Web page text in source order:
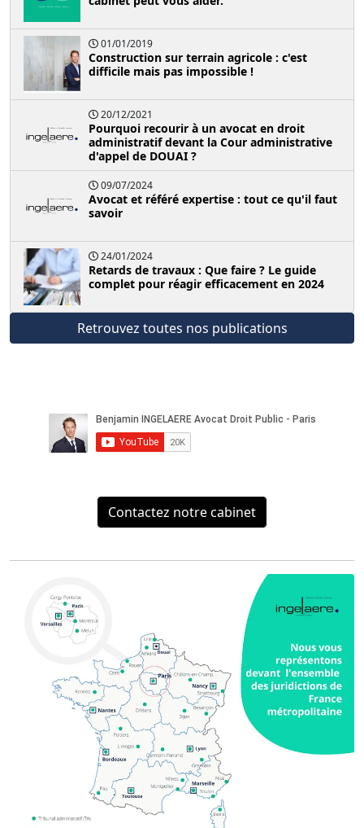
01/01/2019
Construction sur terrain agricole : c'est
difficile mais pas impossible !
20/12/2021
Pourquoi recourir à un avocat en droit
administratif devant la Cour administrative
d'appel de DOUAI ?
09/07/2024
Avocat et référé expertise : tout ce qu'il faut
savoir
24/01/2024
Retards de travaux : Que faire ? Le guide
complet pour réagir efficacement en 2024
Retrouvez toutes nos publications
Contactez notre cabinet